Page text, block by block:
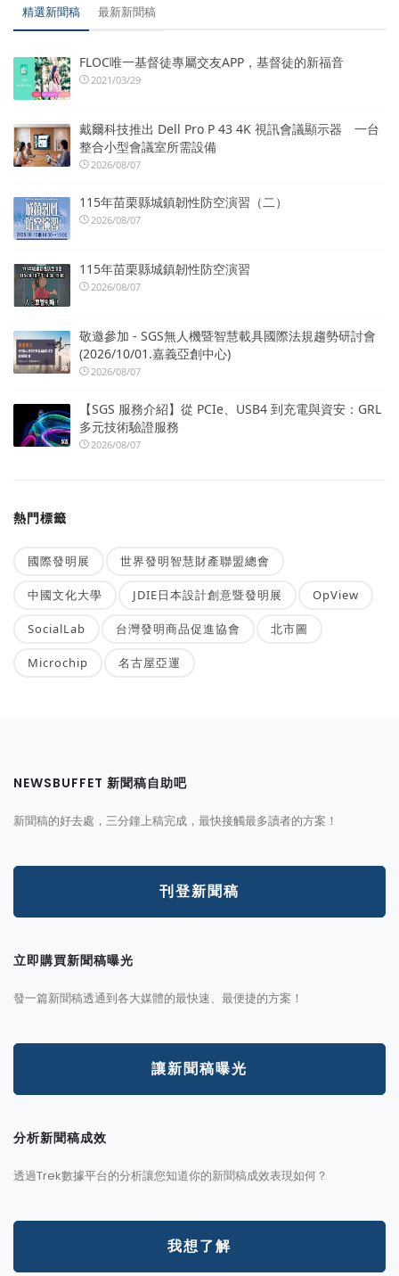
精選新聞稿 最新新聞稿
FLOC唯一基督徒專屬交友APP，基督徒的新福音
2021/03/29
戴爾科技推出 Dell Pro P 43 4K 視訊會議顯示器 一台
整合小型會議室所需設備
2026/08/07
115年苗栗縣城鎮韌性防空演習（二）
2026/08/07
115年苗栗縣城鎮韌性防空演習
2026/08/07
敬邀參加 - SGS無人機暨智慧載具國際法規趨勢研討會
(2026/10/01.嘉義亞創中心)
2026/08/07
【SGS 服務介紹】從 PCIe、USB4 到充電與資安：GRL
多元技術驗證服務
2026/08/07
熱門標籤
國際發明展 世界發明智慧財產聯盟總會
中國文化大學 JDIE日本設計創意暨發明展 OpView
SocialLab 台灣發明商品促進協會 北市圖
Microchip 名古屋亞運
NEWSBUFFET 新聞稿自助吧
新聞稿的好去處，三分鐘上稿完成，最快接觸最多讀者的方案！
刊登新聞稿
立即購買新聞稿曝光
發一篇新聞稿透通到各大媒體的最快速、最便捷的方案！
讓新聞稿曝光
分析新聞稿成效
透過Trek數據平台的分析讓您知道你的新聞稿成效表現如何？
我想了解